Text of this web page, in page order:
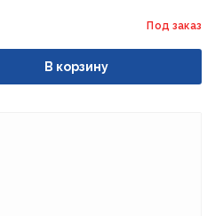
Под заказ
В корзину